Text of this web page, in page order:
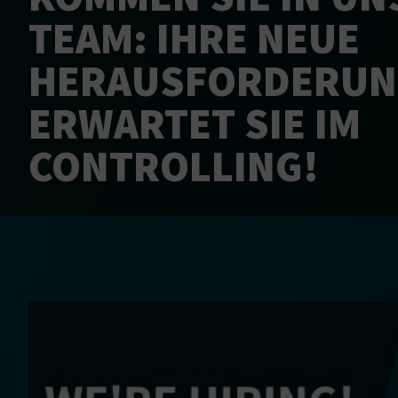
TEAM: IHRE NEUE
ERWARTET SIE IM
CONTROLLING!